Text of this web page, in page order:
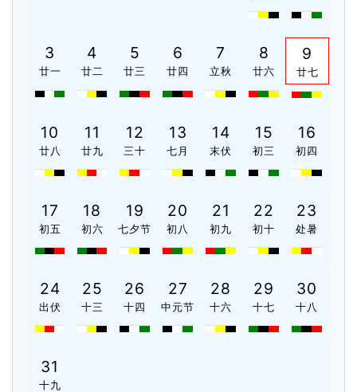
3
廿一
4
廿二
5
廿三
6
廿四
7
立秋
8
廿六
9
廿七
10
廿八
11
廿九
12
三十
13
七月
14
末伏
15
初三
16
初四
17
初五
18
初六
19
七夕节
20
初八
21
初九
22
初十
23
处暑
24
出伏
25
十三
26
十四
27
中元节
28
十六
29
十七
30
十八
31
十九